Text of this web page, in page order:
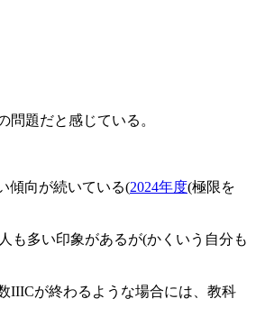
題だと感じている。
傾向が続いている(2024年度(極限を
も多い印象があるが(かくいう自分も
IIICが終わるような場合には、教科